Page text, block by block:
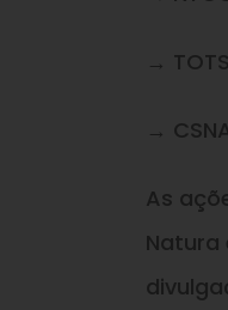
→
→
As
Natura